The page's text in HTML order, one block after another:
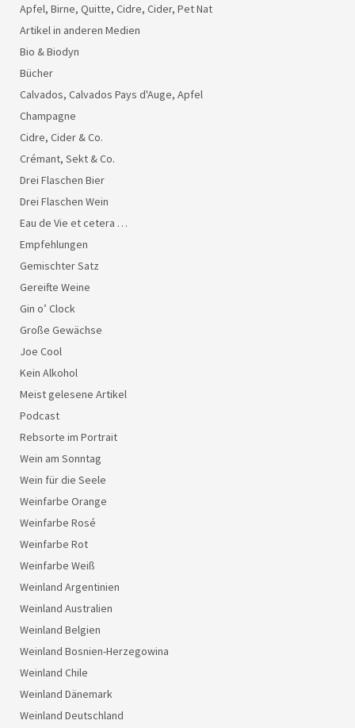
Apfel, Birne, Quitte, Cidre, Cider, Pet Nat
Artikel in anderen Medien
Bio & Biodyn
Bücher
Calvados, Calvados Pays d'Auge, Apfel
Champagne
Cidre, Cider & Co.
Crémant, Sekt & Co.
Drei Flaschen Bier
Drei Flaschen Wein
Eau de Vie et cetera …
Empfehlungen
Gemischter Satz
Gereifte Weine
Gin o’ Clock
Große Gewächse
Joe Cool
Kein Alkohol
Meist gelesene Artikel
Podcast
Rebsorte im Portrait
Wein am Sonntag
Wein für die Seele
Weinfarbe Orange
Weinfarbe Rosé
Weinfarbe Rot
Weinfarbe Weiß
Weinland Argentinien
Weinland Australien
Weinland Belgien
Weinland Bosnien-Herzegowina
Weinland Chile
Weinland Dänemark
Weinland Deutschland